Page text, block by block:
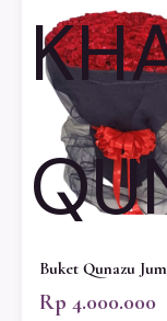
Buket Qunazu
Rp 4.000.000